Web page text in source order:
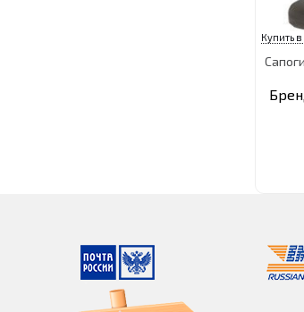
Купить